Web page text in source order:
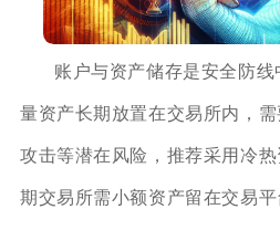
账户与资产储存是安全防
量资产长期放置在交易所内，
攻击等潜在风险，推荐采用冷
期交易所需小额资产留在交易